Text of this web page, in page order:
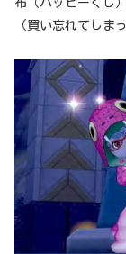
布（ハッピーくじ
（買い忘れてしま